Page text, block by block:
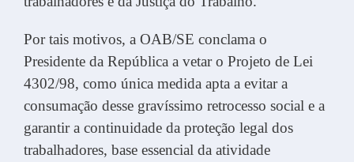
Por tais motivos, a OAB/SE conclama o
Presidente da República a vetar o Projeto de Lei
4302/98, como única medida apta a evitar a
consumação desse gravíssimo retrocesso social e a
garantir a continuidade da proteção legal dos
trabalhadores, base essencial da atividade